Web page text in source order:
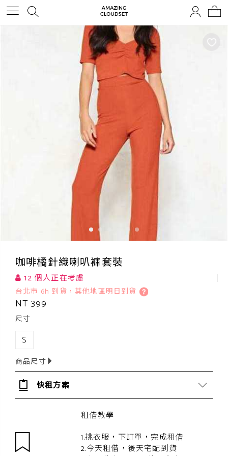
咖啡橘針織喇叭褲套裝
12 個人正在考慮
台北市 6h 到貨，其他地區明日到貨
NT 399
尺寸
S
商品尺寸
快租方案
租借教學
1.挑衣服，下訂單，完成租借
2.今天租借，後天宅配到貨